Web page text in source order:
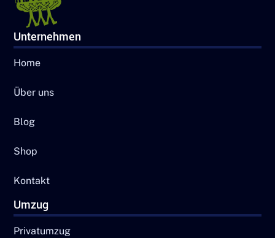
Unternehmen
Home
Über uns
Blog
Shop
Kontakt
Umzug
Privatumzug